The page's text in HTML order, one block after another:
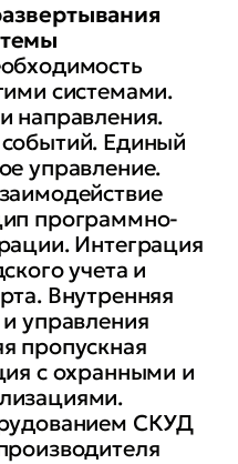
системами.
направления.
Единый
управление.
программно-
Интеграция
учета и
Внутренняя
управления
пропускная
с охранными и
СКУД